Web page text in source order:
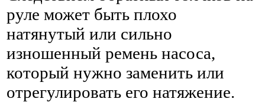
руле может быть плохо
натянутый или сильно
изношенный ремень насоса,
который нужно заменить или
отрегулировать его натяжение.